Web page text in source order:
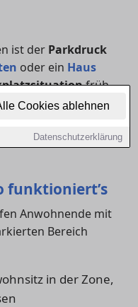
Cookies ablehnen
Datenschutzerklärung
ist der Parkdruck
oder ein Haus
früh
, Besucherregelungen,
Hier
Checkliste für
funktioniert’s
Anwohnende mit
Bereich
in der Zone,